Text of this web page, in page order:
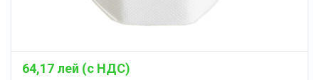
64,17 лей (с НДС)